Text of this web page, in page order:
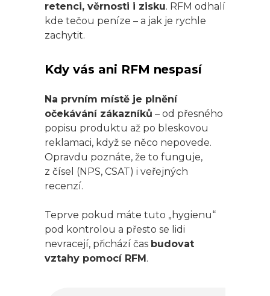
retenci, věrnosti i zisku. RFM odhalí
kde tečou peníze – a jak je rychle
zachytit.
Kdy vás ani RFM nespasí
Na prvním místě je plnění
očekávání zákazníků – od přesného
popisu produktu až po bleskovou
reklamaci, když se něco nepovede.
Opravdu poznáte, že to funguje,
z čísel (NPS, CSAT) i veřejných
recenzí.
Teprve pokud máte tuto „hygienu“
pod kontrolou a přesto se lidi
nevracejí, přichází čas budovat
vztahy pomocí RFM.